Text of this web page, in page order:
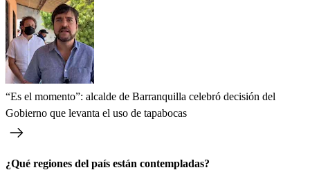
“Es el momento”: alcalde de Barranquilla celebró decisión del
Gobierno que levanta el uso de tapabocas
¿Qué regiones del país están contempladas?